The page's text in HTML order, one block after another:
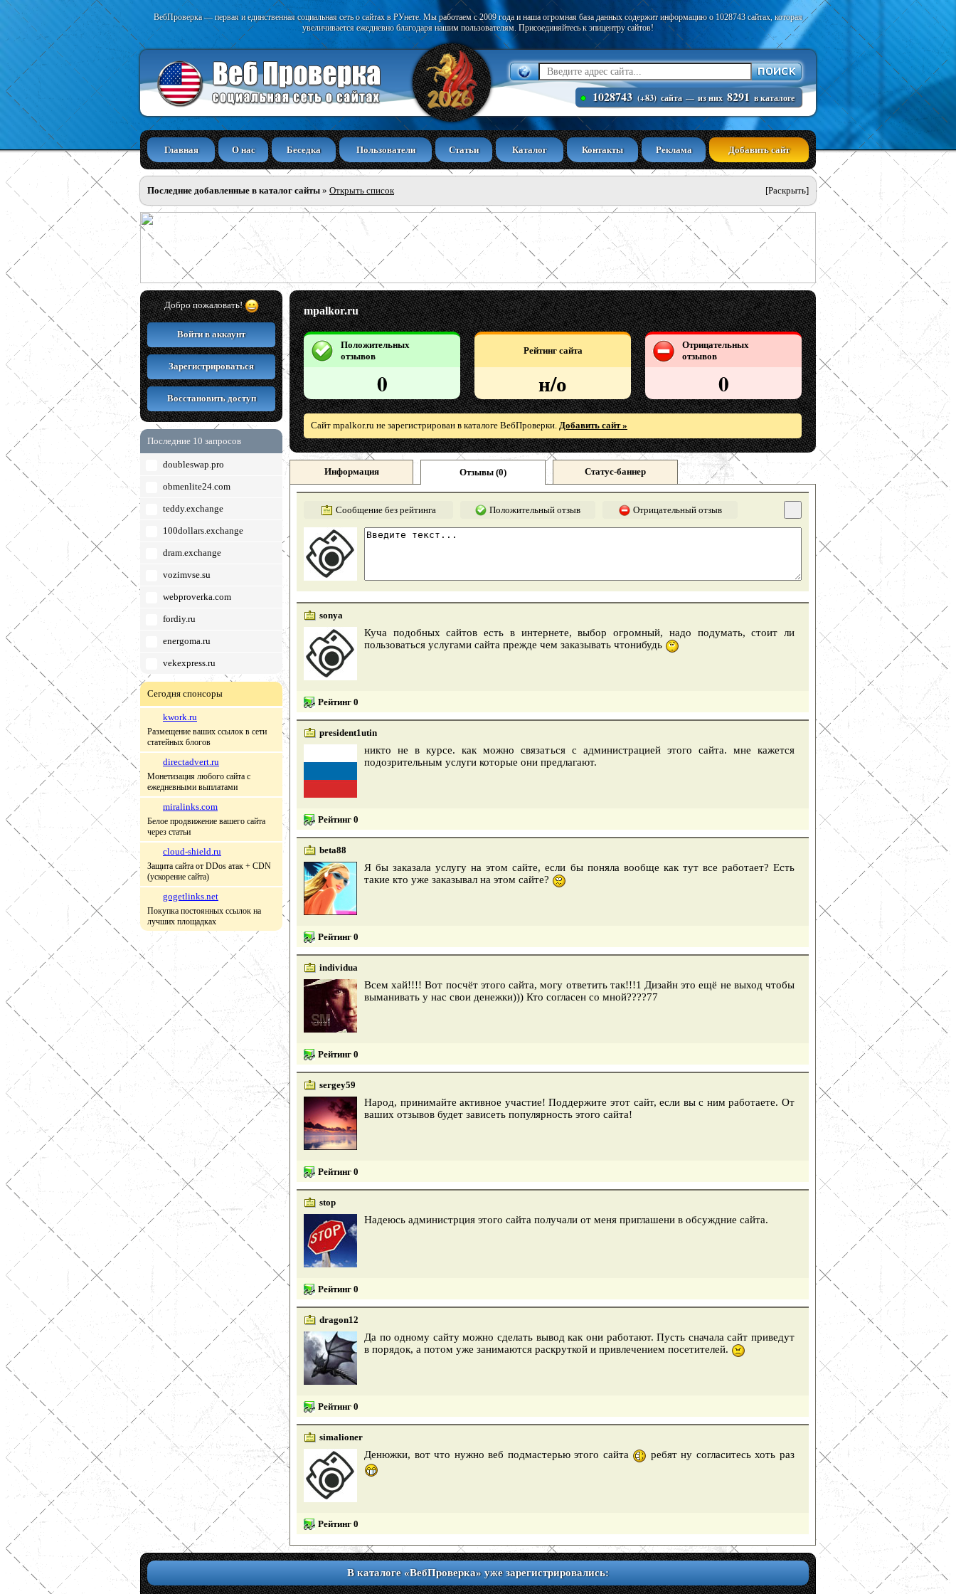
ВебПроверка — первая и единственная социальная сеть о сайтах в РУнете. Мы работаем с 2009 года и наша огромная база данных содержит информацию о 1028743 сайтах, которая
увеличивается ежедневно благодаря нашим пользователям. Присоединяйтесь к эпицентру сайтов!
1028743 (+83) сайта — из них 8291 в каталоге
Главная О нас Беседка Пользователи Статьи Каталог Контакты Реклама Добавить сайт
Последние добавленные в каталог сайты » Открыть список [Раскрыть]
Добро пожаловать!
Войти в аккаунт
Зарегистрироваться
Восстановить доступ
Последние 10 запросов
doubleswap.pro
obmenlite24.com
teddy.exchange
100dollars.exchange
dram.exchange
vozimvse.su
webproverka.com
fordiy.ru
energoma.ru
vekexpress.ru
Сегодня спонсоры
kwork.ru
Размещение ваших ссылок в сети
статейных блогов
directadvert.ru
Монетизация любого сайта с
ежедневными выплатами
miralinks.com
Белое продвижение вашего сайта
через статьи
cloud-shield.ru
Защита сайта от DDos атак + CDN
(ускорение сайта)
gogetlinks.net
Покупка постоянных ссылок на
лучших площадках
mpalkor.ru
Положительных
отзывов
0
Рейтинг сайта
н/о
Отрицательных
отзывов
0
Сайт mpalkor.ru не зарегистрирован в каталоге ВебПроверки. Добавить сайт »
Информация Отзывы (0) Статус-баннер
Сообщение без рейтинга Положительный отзыв Отрицательный отзыв
sonya
Куча подобных сайтов есть в интернете, выбор огромный, надо подумать, стоит ли
пользоваться услугами сайта прежде чем заказывать чтонибудь
Рейтинг 0
president1utin
никто не в курсе. как можно связаться с администрацией этого сайта. мне кажется
подозрительным услуги которые они предлагают.
Рейтинг 0
beta88
Я бы заказала услугу на этом сайте, если бы поняла вообще как тут все работает? Есть
такие кто уже заказывал на этом сайте?
Рейтинг 0
individua
Всем хай!!!! Вот посчёт этого сайта, могу ответить так!!!1 Дизайн это ещё не выход чтобы
выманивать у нас свои денежки))) Кто согласен со мной????77
Рейтинг 0
sergey59
Народ, принимайте активное участие! Поддержите этот сайт, если вы с ним работаете. От
ваших отзывов будет зависеть популярность этого сайта!
Рейтинг 0
stop
Надеюсь администрция этого сайта получали от меня приглашени в обсуждние сайта.
Рейтинг 0
dragon12
Да по одному сайту можно сделать вывод как они работают. Пусть сначала сайт приведут
в порядок, а потом уже занимаются раскруткой и привлечением посетителей.
Рейтинг 0
simalioner
Денюжки, вот что нужно веб подмастерью этого сайта ребят ну согласитесь хоть раз
Рейтинг 0
В каталоге «ВебПроверка» уже зарегистрировались: